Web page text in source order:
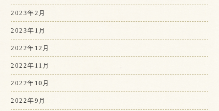
2023年2月
2023年1月
2022年12月
2022年11月
2022年10月
2022年9月